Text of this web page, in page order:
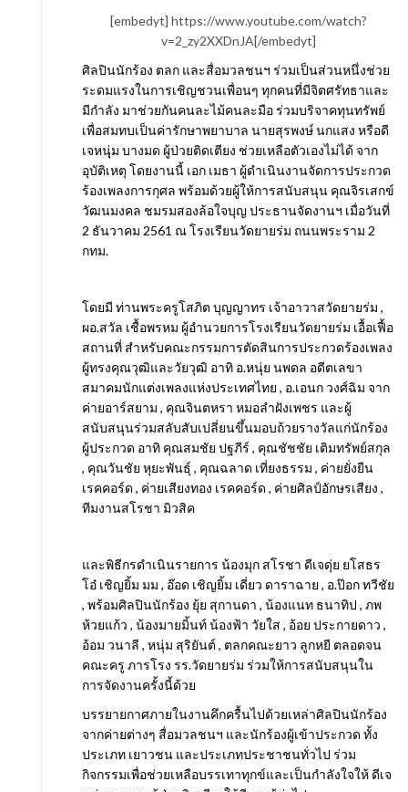
[embedyt] https://www.youtube.com/watch?
v=2_zy2XXDnJA[/embedyt]
ศิลปินนักร้อง ตลก และสื่อมวลชนฯ ร่วมเป็นส่วนหนึ่งช่วย
ระดมแรงในการเชิญชวนเพื่อนๆ ทุกคนที่มีจิตศรัทธาและ
มีกำลัง มาช่วยกันคนละไม้คนละมือ ร่วมบริจาคทุนทรัพย์
เพื่อสมทบเป็นค่ารักษาพยาบาล นายสุรพงษ์ นกแสง หรือดี
เจหนุุ่ม บางมด ผู้ป่วยติดเตียง ช่วยเหลือตัวเองไม่ได้ จาก
อุบัติเหตุ โดยงานนี้ เอก เมธา ผู้ดำเนินงานจัดการประกวด
ร้องเพลงการกุศล พร้อมด้วยผู้ให้การสนับสนุน คุณจิรเสกข์
วัฒนมงคล ชมรมสองล้อใจบุญ ประธานจัดงานฯ เมื่อวันที่
2 ธันวาคม 2561 ณ โรงเรียนวัดยายร่ม ถนนพระราม 2
กทม.
โดยมี ท่านพระครูโสภิต บุญญาทร เจ้าอาวาสวัดยายร่ม ,
ผอ.สวัล เชื้อพรหม ผู้อำนวยการโรงเรียนวัดยายร่ม เอื้อเฟื้อ
สถานที่ สำหรับคณะกรรมการตัดสินการประกวดร้องเพลง
ผู้ทรงคุณวุฒิและวัยวุฒิ อาทิ อ.หนุ่ย นพดล อดีตเลขา
สมาคมนักแต่งเพลงแห่งประเทศไทย , อ.เอนก วงศ์ฉิม จาก
ค่ายอาร์สยาม , คุณจินตหรา หมอลำฝังเพชร และผู้
สนับสนุนร่วมสลับสับเปลี่ยนขึ้นมอบถ้วยรางวัลแก่นักร้อง
ผู้ประกวด อาทิ คุณสมชัย ปฐภีร์ , คุณชัชชัย เติมทรัพย์สกุล
, คุณวันชัย หุยะพันธ์ุ , คุณฉลาด เที่ยงธรรม , ค่ายยั่งยืน
เรคคอร์ด , ค่ายเสียงทอง เรคคอร์ด , ค่ายศิลป์อักษรเสียง ,
ทีมงานสโรชา มิวสิค
และพิธีกรดำเนินรายการ น้องมุก สโรชา ดีเจดุ่ย ยโสธร
โอ๋ เชิญยิ้ม มม , อ๊อด เชิญยิ้ม เดี่ยว ดาราฉาย , อ.ป๊อก ทวีชัย
, พร้อมศิลปินนักร้อง ยุ้ย สุกานดา , น้องแนท ธนาทิป , ภพ
ห้วยแก้ว , น้องมายมิ้นท์ น้องฟ้า วัยใส , อ้อย ประกายดาว ,
อ้อม วนาลี , หนุ่ม สุริยันต์ , ตลกคณะยาว ลูกหยี ตลอดจน
คณะครู ภารโรง รร.วัดยายร่ม ร่วมให้การสนับสนุนใน
การจัดงานครั้งนี้ด้วย
บรรยายกาศภายในงานคึกครื้นไปด้วยเหล่าศิลปินนักร้อง
จากค่ายต่างๆ สื่อมวลชนฯ และนักร้องผู้เข้าประกวด ทั้ง
ประเภท เยาวชน และประเภทประชาชนทั่วไป ร่วม
กิจกรรมเพื่อช่วยเหลือบรรเทาทุกข์และเป็นกำลังใจให้ ดีเจ